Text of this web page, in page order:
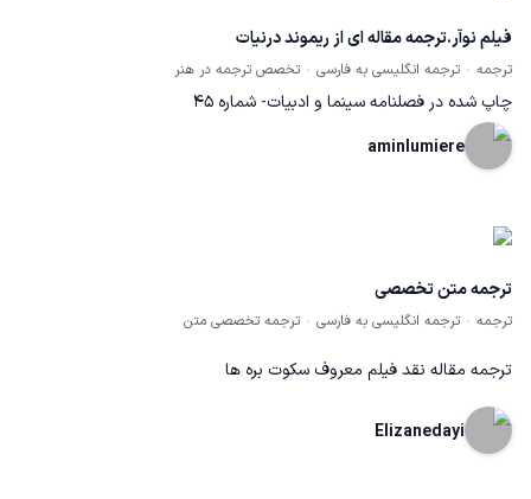
فیلم نوآر.ترجمه مقاله ای از ریموند درنیات
ترجمه ترجمه انگلیسی به فارسی تخصص ترجمه در هنر
چاپ شده در فصلنامه سینما و ادبیات- شماره 45
aminlumiere
ترجمه متن تخصصی
ترجمه ترجمه انگلیسی به فارسی ترجمه تخصصی متن
ترجمه مقاله نقد فیلم معروف سکوت بره ها
Elizanedayi